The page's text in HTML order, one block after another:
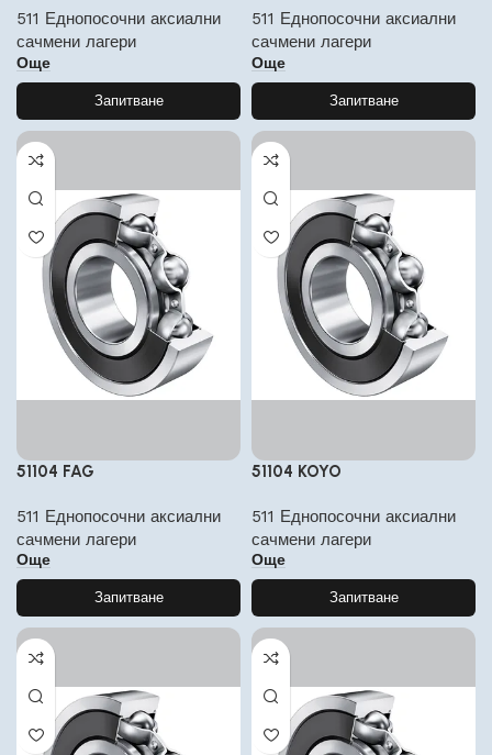
511 Еднопосочни аксиални
сачмени лагери
Още
Запитване
511 Еднопосочни аксиални
сачмени лагери
Още
Запитване
51104 FAG
511 Еднопосочни аксиални
сачмени лагери
Още
Запитване
51104 KOYO
511 Еднопосочни аксиални
сачмени лагери
Още
Запитване